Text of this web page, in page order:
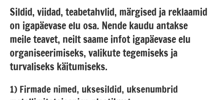
Sildid, viidad, teabetahvlid, märgised ja reklaamid
on igapäevase elu osa. Nende kaudu antakse
meile teavet, neilt saame infot igapäevase elu
organiseerimiseks, valikute tegemiseks ja
turvaliseks käitumiseks.
1) Firmade nimed, uksesildid, uksenumbrid